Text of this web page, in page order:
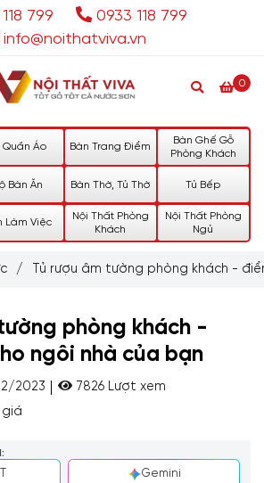
799
0933 118 799
info@noithatviva.vn
0
Quần Áo Bàn Trang Điểm
Bàn Ghế Gỗ
Phòng Khách
Bàn Ăn Bàn Thờ, Tủ Thờ Tủ Bếp
Làm Việc
Nội Thất Phòng
Khách
Nội Thất Phòng
Ngủ
/ Tủ rượu âm tường phòng khách -
phòng khách -
ngôi nhà của bạn
2023
7826 Lượt xem
Gemini